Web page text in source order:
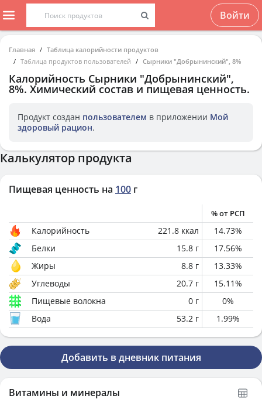
Войти
Главная
Таблица калорийности продуктов
Таблица продуктов пользователей
Сырники "Добрынинский", 8%
Калорийность Сырники "Добрынинский",
8%. Химический состав и пищевая ценность.
Продукт создан пользователем в приложении Мой
здоровый рацион.
Калькулятор продукта
Пищевая ценность на 100 г
% от РСП
Калорийность 221.8 ккал 14.73%
Белки
15.8 г 17.56%
Жиры
8.8 г 13.33%
Углеводы
20.7 г 15.11%
Пищевые волокна
0 г 0%
Вода
53.2 г 1.99%
Добавить в дневник питания
Витамины и минералы